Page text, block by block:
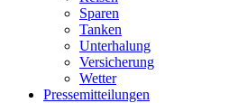
Sparen
Tanken
Unterhalung
Versicherung
Wetter
Pressemitteilungen